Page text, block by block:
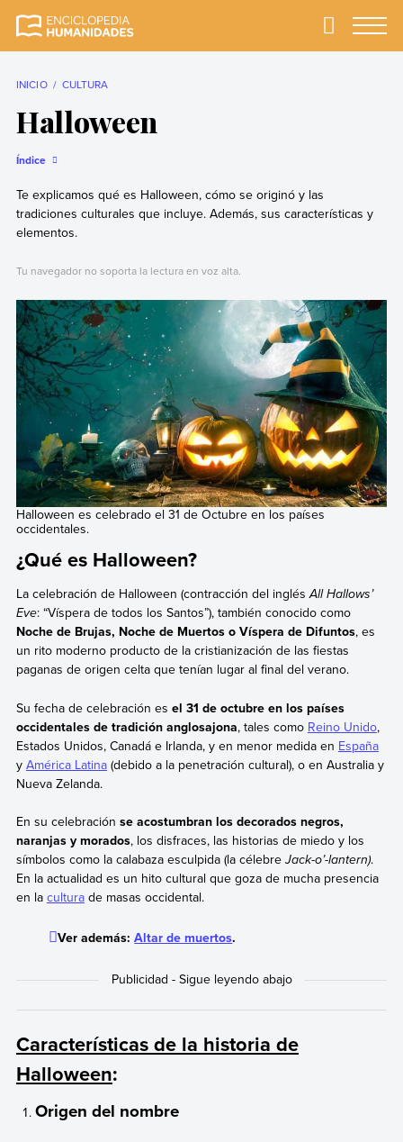
completa y más
Primary
INICIO CULTURA
Halloween
Índice
Te explicamos qué es Halloween, cómo se originó y las
tradiciones culturales que incluye. Además, sus características y
elementos.
Tu navegador no soporta la lectura en voz alta.
Halloween es celebrado el 31 de Octubre en los países
occidentales.
¿Qué es Halloween?
La celebración de Halloween (contracción del inglésAll Hallows’
Eve: “Víspera de todos los Santos”), también conocido como
Noche de Brujas, Noche de Muertos o Víspera de Difuntos, es
un rito moderno producto de la cristianización de las fiestas
paganas de origen celta que tenían lugar al final del verano.
Su fecha de celebración es el 31 de octubre en los países
occidentales de tradición anglosajona, tales como Reino Unido,
Estados Unidos, Canadá e Irlanda, y en menor medida en España
y América Latina(debido a la penetración cultural), o en Australia y
Nueva Zelanda.
En su celebración se acostumbran los decorados negros,
naranjas y morados, los disfraces, las historias de miedo y los
símbolos como la calabaza esculpida (la célebreJack-o’-lantern).
En la actualidad es un hito cultural que goza de mucha presencia
en la culturade masas occidental.
Ver además:Altar de muertos.
Características de la historia de
Halloween:
Origen del nombre